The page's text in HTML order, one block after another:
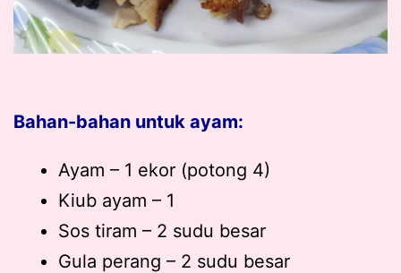
Bahan-bahan untuk ayam:
Ayam – 1 ekor (potong 4)
Kiub ayam – 1
Sos tiram – 2 sudu besar
Gula perang – 2 sudu besar